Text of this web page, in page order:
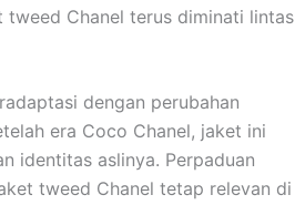
tweed Chanel terus diminati lintas
dengan perubahan
era Coco Chanel, jaket ini
identitas aslinya. Perpaduan
tweed Chanel tetap relevan di